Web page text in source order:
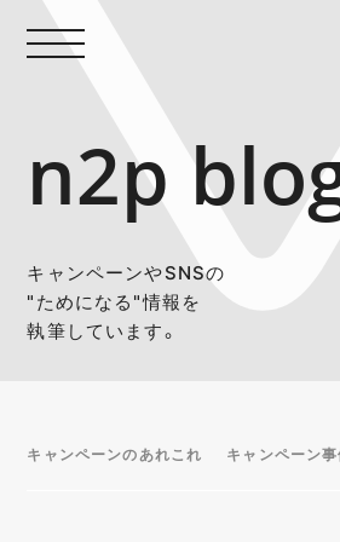
n2p
キャンペーンやSNSの
"ためになる"情報を
執筆しています。
キャンペーンのあれこれ キャンペーン